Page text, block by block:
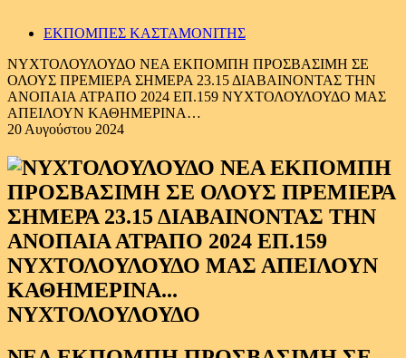
ΕΚΠΟΜΠΕΣ ΚΑΣΤΑΜΟΝΙΤΗΣ
ΝΥΧΤΟΛΟΥΛΟΥΔΟ ΝΕΑ ΕΚΠΟΜΠΗ ΠΡΟΣΒΑΣΙΜΗ ΣΕ
ΟΛΟΥΣ ΠΡΕΜΙΕΡΑ ΣΗΜΕΡΑ 23.15 ΔΙΑΒΑΙΝΟΝΤΑΣ ΤΗΝ
ΑΝΟΠΑΙΑ ΑΤΡΑΠΟ 2024 ΕΠ.159 ΝΥΧΤΟΛΟΥΛΟΥΔΟ ΜΑΣ
ΑΠΕΙΛΟΥΝ ΚΑΘΗΜΕΡΙΝΑ…
20 Αυγούστου 2024
ΝΥΧΤΟΛΟΥΛΟΥΔΟ